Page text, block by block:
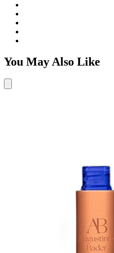
You May Also Like